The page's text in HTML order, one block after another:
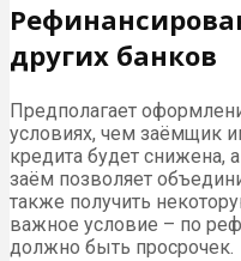
других банков
Предполагает
условиях, чем заёмщик
кредита будет снижена,
заём позволяет
также получить
важное условие – по
должно быть просрочек.